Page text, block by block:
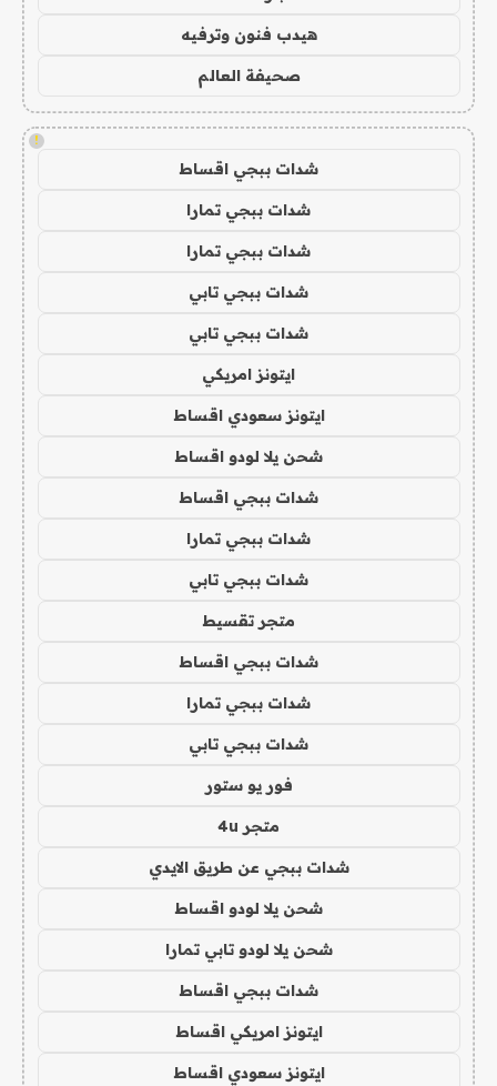
هيدب فنون وترفيه
صحيفة العالم
!
شدات ببجي اقساط
شدات ببجي تمارا
شدات ببجي تمارا
شدات ببجي تابي
شدات ببجي تابي
ايتونز امريكي
ايتونز سعودي اقساط
شحن يلا لودو اقساط
شدات ببجي اقساط
شدات ببجي تمارا
شدات ببجي تابي
متجر تقسيط
شدات ببجي اقساط
شدات ببجي تمارا
شدات ببجي تابي
فور يو ستور
متجر 4u
شدات ببجي عن طريق الايدي
شحن يلا لودو اقساط
شحن يلا لودو تابي تمارا
شدات ببجي اقساط
ايتونز امريكي اقساط
ايتونز سعودي اقساط